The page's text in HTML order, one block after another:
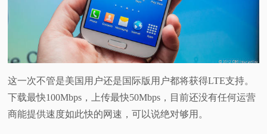
这一次不管是美国用户还是国际版用户都将获得LTE支持。
下载最快100Mbps，上传最快50Mbps，目前还没有任何运营
商能提供速度如此快的网速，可以说绝对够用。